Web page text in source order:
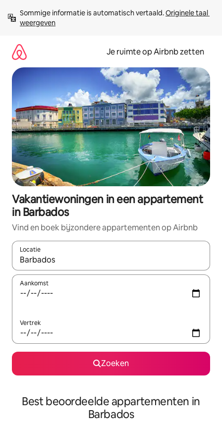
direct
naar
Sommige informatie is automatisch vertaald. Originele taal
weergeven
Je ruimte op Airbnb zetten
Vakantiewoningen in een appartement
in Barbados
Vind en boek bijzondere appartementen op Airbnb
Locatie
Wanneer er suggesties beschikbaar zijn, maak je een keuze
Aankomst
Vertrek
Zoeken
Best beoordeelde appartementen in
Barbados